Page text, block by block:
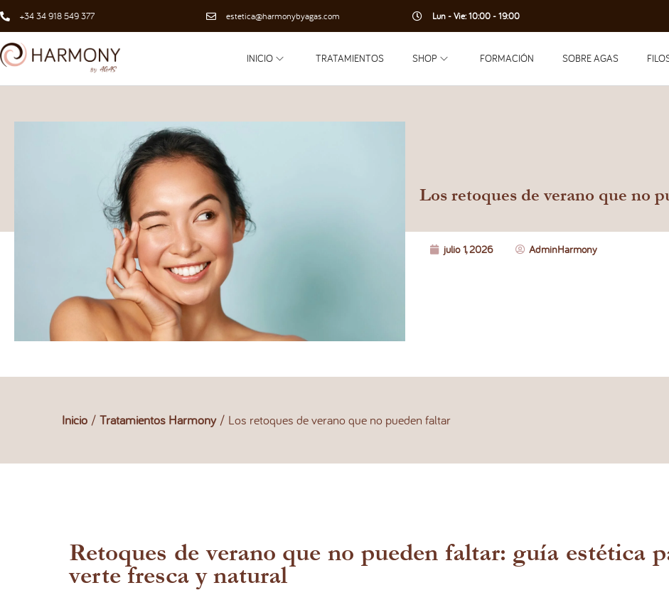
+34 34 918 549 377 estetica@harmonybyagas.com Lun - Vie: 10:00 - 19:00
INICIO TRATAMIENTOS SHOP FORMACIÓN SOBRE AGAS
Los retoques de verano que no
julio 1, 2026 AdminHarmony
Inicio / Tratamientos Harmony / Los retoques de verano que no pueden faltar
Retoques de verano que no pueden faltar: guía estética
verte fresca y natural